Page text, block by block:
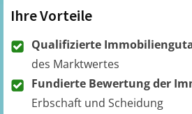
Ihre Vorteile
Qualifizierte
des Marktwertes
Fundierte Bewertung der
Erbschaft und Scheidung